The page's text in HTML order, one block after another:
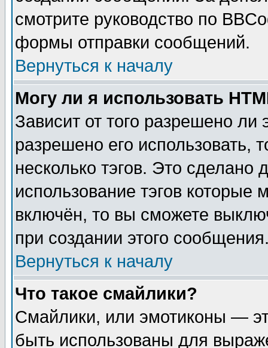
смотрите руководство по
формы отправки сообщений.
Вернуться к началу
Могу ли я использовать
Зависит от того разрешено
разрешено его использовать,
несколько тэгов. Это сделано
использование тэгов
включён, то вы сможете
при создании этого
Вернуться к началу
Что такое смайлики?
Смайлики, или эмотиконы —
быть использованы для